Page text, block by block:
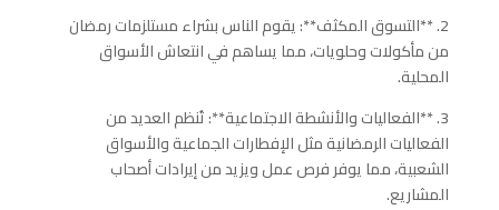
2. **التسوق المكثف**: يقوم الناس بشراء مستلزمات رمضان
من مأكولات وحلويات، مما يساهم في انتعاش الأسواق
المحلية.
3. **الفعاليات والأنشطة الاجتماعية**: تُنظم العديد من
الفعاليات الرمضانية مثل الإفطارات الجماعية والأسواق
الشعبية، مما يوفر فرص عمل ويزيد من إيرادات أصحاب
المشاريع.